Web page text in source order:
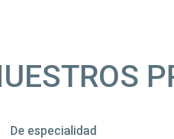
De especialidad